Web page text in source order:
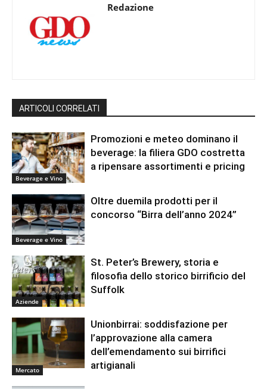
Redazione
ARTICOLI CORRELATI
Beverage e Vino
Promozioni e meteo dominano il
beverage: la filiera GDO costretta
a ripensare assortimenti e pricing
Beverage e Vino
Oltre duemila prodotti per il
concorso “Birra dell’anno 2024”
Aziende
St. Peter’s Brewery, storia e
filosofia dello storico birrificio del
Suffolk
Mercato
Unionbirrai: soddisfazione per
l’approvazione alla camera
dell’emendamento sui birrifici
artigianali